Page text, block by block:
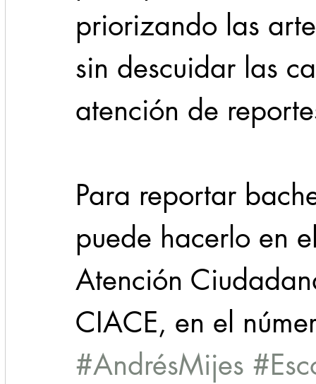
priorizando las
sin descuidar las
atención de
Para reportar
puede hacerlo en
Atención
CIACE, en el
#AndrésMijes